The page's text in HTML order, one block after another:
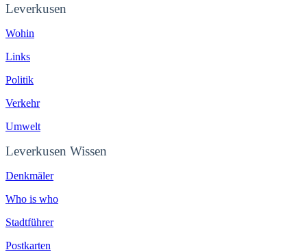
Leverkusen
Wohin
Links
Politik
Verkehr
Umwelt
Leverkusen Wissen
Denkmäler
Who is who
Stadtführer
Postkarten